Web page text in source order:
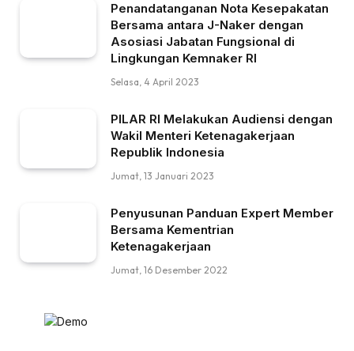
Penandatanganan Nota Kesepakatan
Bersama antara J-Naker dengan
Asosiasi Jabatan Fungsional di
Lingkungan Kemnaker RI
Selasa, 4 April 2023
PILAR RI Melakukan Audiensi dengan
Wakil Menteri Ketenagakerjaan
Republik Indonesia
Jumat, 13 Januari 2023
Penyusunan Panduan Expert Member
Bersama Kementrian
Ketenagakerjaan
Jumat, 16 Desember 2022